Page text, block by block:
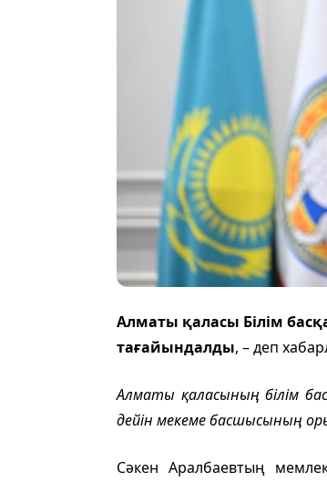
Алматы қаласы Білім
тағайындалды, – деп
Алматы қаласының білім
дейін мекеме басшысының
Сәкен Аралбаевтың